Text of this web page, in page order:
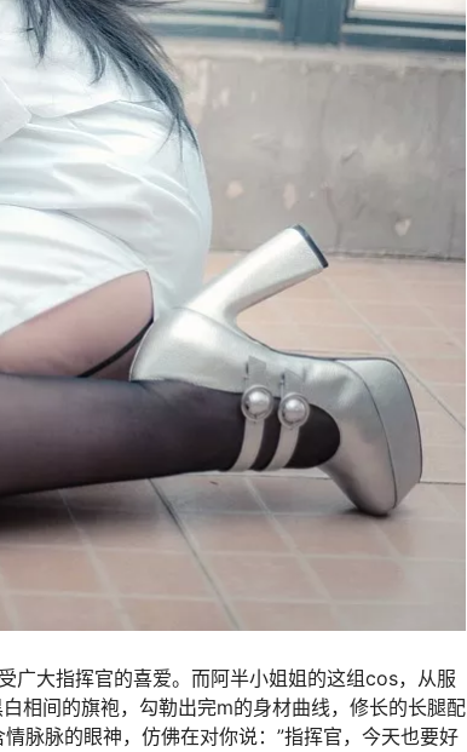
广大指挥官的喜爱。而阿半小姐姐的这组cos，从服
相间的旗袍，勾勒出完m的身材曲线，修长的长腿配
脉脉的眼神，仿佛在对你说：”指挥官，今天也要好